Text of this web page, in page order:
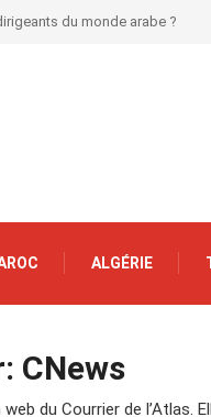
du monde arabe ?
ALGÉRIE
CNews
du Courrier de l’Atlas.